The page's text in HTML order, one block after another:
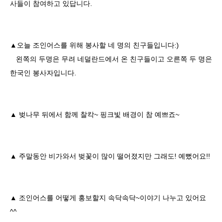
사들이 참여하고 있답니다.
▲오늘 조인어스를 위해 봉사할 네 명의 친구들입니다:)
왼쪽의 두명은 무려 네덜란드에서 온 친구들이고 오른쪽 두 명은
한국인 봉사자입니다.
▲ 벚나무 뒤에서 함께 찰칵~ 핑크빛 배경이 참 예쁘죠~
▲ 주말동안 비가와서 벚꽃이 많이 떨어졌지만 그래도! 예뻤어요!!
▲ 조인어스를 어떻게 홍보할지 속닥속닥~이야기 나누고 있어요
^^